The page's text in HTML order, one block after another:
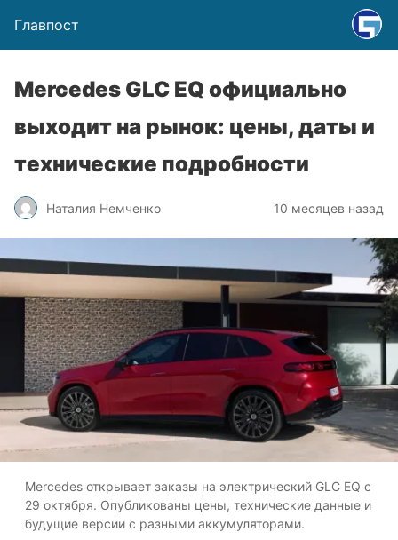
Главпост
Mercedes GLC EQ официально
выходит на рынок: цены, даты и
технические подробности
Наталия Немченко 10 месяцев назад
Mercedes открывает заказы на электрический GLC EQ с
29 октября. Опубликованы цены, технические данные и
будущие версии с разными аккумуляторами.